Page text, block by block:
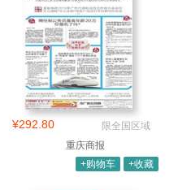
¥292.80
限全国区域
重庆商报
+购物车
+收藏